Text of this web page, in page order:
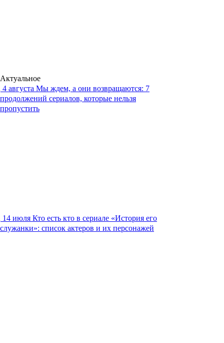
Актуальное
4 августа Мы ждем, а они возвращаются: 7
продолжений сериалов, которые нельзя
пропустить
14 июля Кто есть кто в сериале «История его
служанки»: список актеров и их персонажей